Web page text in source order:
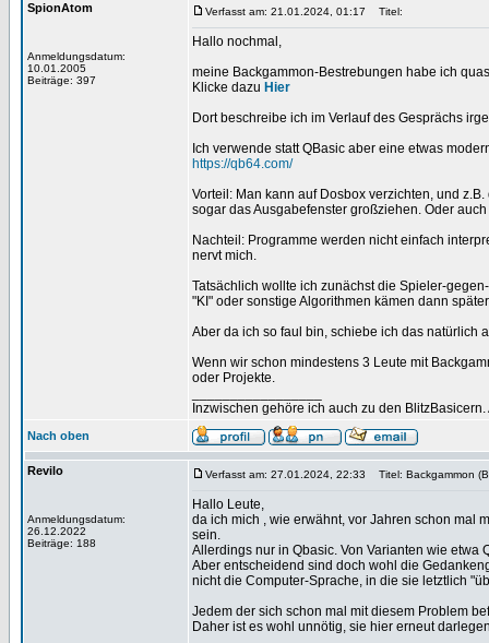
SpionAtom
Anmeldungsdatum:
10.01.2005
Beiträge: 397
Verfasst am: 21.01.2024, 01:17 Titel:
Hallo nochmal,
meine Backgammon-Bestrebungen habe ich
Klicke dazu Hier
Dort beschreibe ich im Verlauf des Gesprächs
Ich verwende statt QBasic aber eine etwas
https://qb64.com/
Vorteil: Man kann auf Dosbox verzichten, und
sogar das Ausgabefenster großziehen. Oder
Nachteil: Programme werden nicht einfach
nervt mich.
Tatsächlich wollte ich zunächst die Spieler-
"KI" oder sonstige Algorithmen kämen dann
Aber da ich so faul bin, schiebe ich das natürlich
Wenn wir schon mindestens 3 Leute mit
oder Projekte.
Inzwischen gehöre ich auch zu den
Nach oben
Revilo
Anmeldungsdatum:
26.12.2022
Beiträge: 188
Verfasst am: 27.01.2024, 22:33 Titel: Backgammon
Hallo Leute,
da ich mich , wie erwähnt, vor Jahren schon mal
sein.
Allerdings nur in Qbasic. Von Varianten wie etwa
Aber entscheidend sind doch wohl die
nicht die Computer-Sprache, in die sie letztlich
Jedem der sich schon mal mit diesem Problem
Daher ist es wohl unnötig, sie hier erneut